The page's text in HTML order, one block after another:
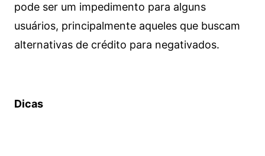
pode ser um impedimento para alguns
usuários, principalmente aqueles que buscam
alternativas de crédito para negativados.
Dicas